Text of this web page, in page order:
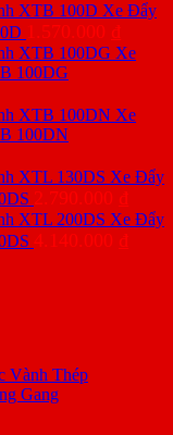
Xe Đẩy
1.570.000 ₫
Xe
100DG
Xe
100DN
Xe Đẩy
2.790.000 ₫
Xe Đẩy
4.140.000 ₫
Vành Thép
Gang